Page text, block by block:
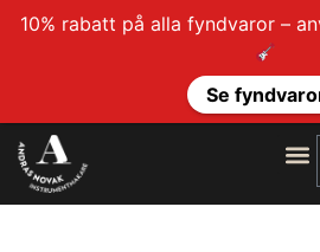
10% rabatt på alla fyndvaror –
Se